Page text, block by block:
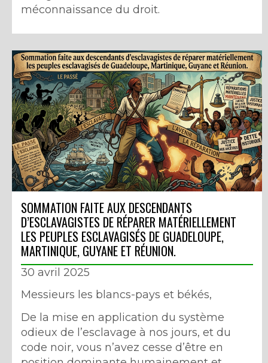
méconnaissance du droit.
SOMMATION FAITE AUX DESCENDANTS
D’ESCLAVAGISTES DE RÉPARER MATÉRIELLEMENT
LES PEUPLES ESCLAVAGISÉS DE GUADELOUPE,
MARTINIQUE, GUYANE ET RÉUNION.
30 avril 2025
Messieurs les blancs-pays et békés,
De la mise en application du système
odieux de l’esclavage à nos jours, et du
code noir, vous n’avez cesse d’être en